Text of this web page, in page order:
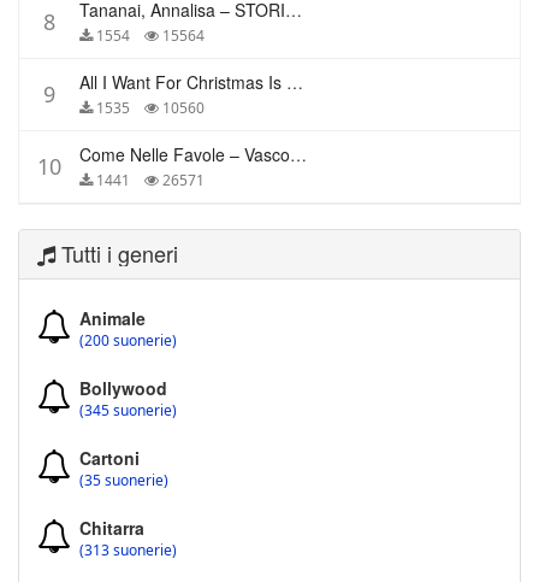
8 Tananai, Annalisa – STORIE BREVI
1554 15564
9 All I Want For Christmas Is You – Mariah Carey
1535 10560
10 Come Nelle Favole – Vasco Rossi
1441 26571
Tutti i generi
Animale
(200 suonerie)
Bollywood
(345 suonerie)
Cartoni
(35 suonerie)
Chitarra
(313 suonerie)